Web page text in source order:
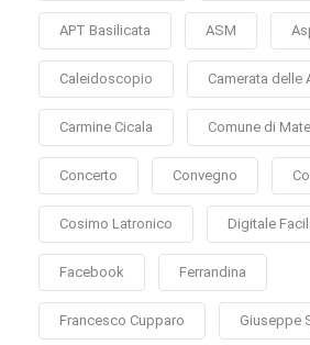
APT Basilicata ASM
Caleidoscopio Camerata delle
Carmine Cicala Comune di
Concerto Convegno
Cosimo Latronico Digitale
Facebook Ferrandina
Francesco Cupparo Giuseppe